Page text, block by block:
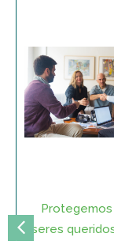
seres